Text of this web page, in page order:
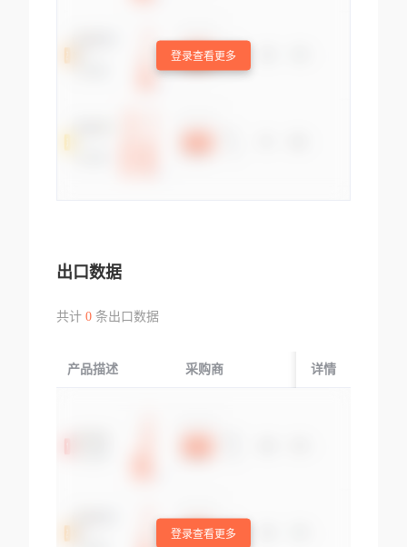
登录查看更多
出口数据
共计 0条出口数据
产品描述 采购商 起运国/地区
详情
登录查看更多